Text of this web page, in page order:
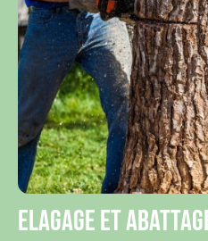
Elagage et